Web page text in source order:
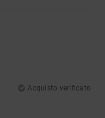
Acquisto verificato